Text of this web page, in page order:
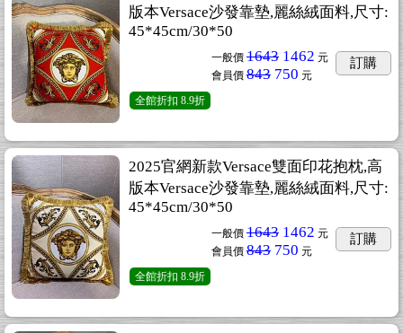
版本Versace沙發靠墊,麗絲絨面料,尺寸:
45*45cm/30*50
一般價 1643 1462 元
會員價 843 750 元
訂購
全館折扣 8.9折
2025官網新款Versace雙面印花抱枕,高
版本Versace沙發靠墊,麗絲絨面料,尺寸:
45*45cm/30*50
一般價 1643 1462 元
會員價 843 750 元
訂購
全館折扣 8.9折